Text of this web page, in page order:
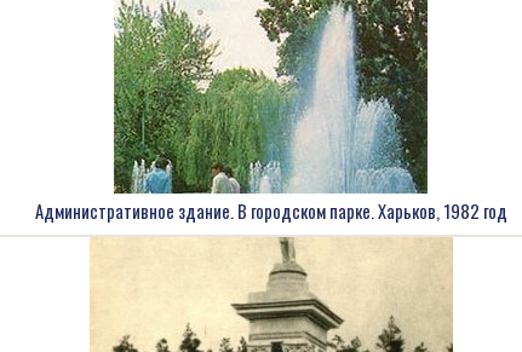
Административное здание. В городском парке. Харьков, 1982 год